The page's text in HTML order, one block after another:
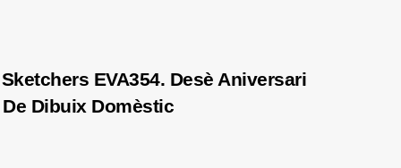
EVA354. Desè Aniversari
Dibuix Domèstic